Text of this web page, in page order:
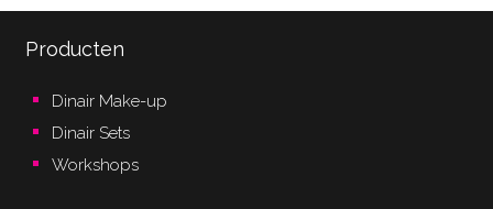
Producten
Dinair Make-up
Dinair Sets
Workshops